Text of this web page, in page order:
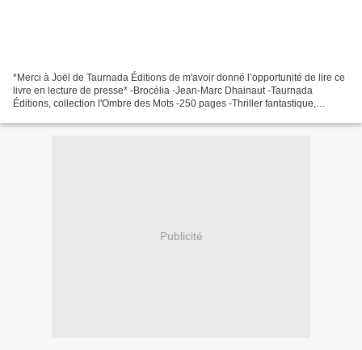
*Merci à Joël de Taurnada Éditions de m'avoir donné l’opportunité de lire ce
livre en lecture de presse* -Brocélia -Jean-Marc Dhainaut -Taurnada
Éditions, collection l'Ombre des Mots -250 pages -Thriller fantastique,
Publicité